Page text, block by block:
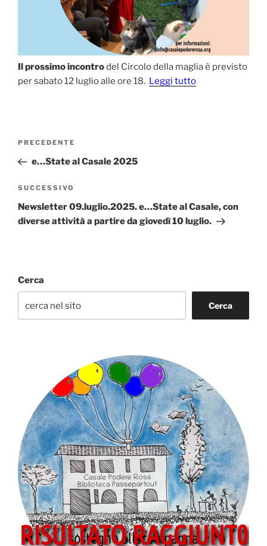
Il prossimo incontrodel Circolo della maglia è previsto
per sabato 12 luglio alle ore 18. Leggi tutto
Navigazione
Articolo
precedente:
PRECEDENTE
e…State al Casale 2025
Articolo
successivo
SUCCESSIVO
Newsletter 09.luglio.2025. e…State al Casale, con
diverse attività a partire da giovedì 10 luglio.
Cerca
Cerca